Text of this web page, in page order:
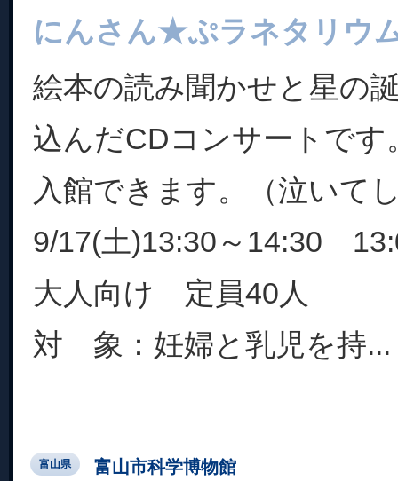
にんさん★ぷラネタリウ
絵本の読み聞かせと星の
込んだCDコンサートです
入館できます。（泣いて
9/17(土)13:30～14:30
大人向け 定員40人
対 象：妊婦と乳児を持...
富山県 富山市科学博物館